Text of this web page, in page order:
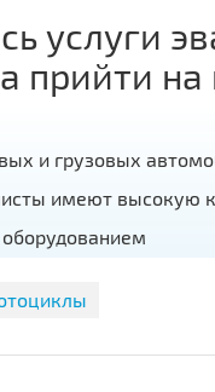
услуги
прийти
и грузовых
имеют высокую